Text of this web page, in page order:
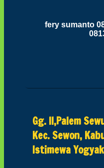
fery sumanto
Gg. II,Palem
Kec. Sewon,
Istimewa